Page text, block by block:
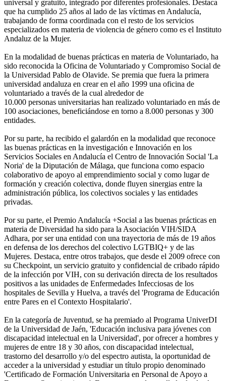
universal y gratuito, integrado por diferentes profesionales. Destaca
que ha cumplido 25 años al lado de las víctimas en Andalucía,
trabajando de forma coordinada con el resto de los servicios
especializados en materia de violencia de género como es el Instituto
Andaluz de la Mujer.
En la modalidad de buenas prácticas en materia de Voluntariado, ha
sido reconocida la Oficina de Voluntariado y Compromiso Social de
la Universidad Pablo de Olavide. Se premia que fuera la primera
universidad andaluza en crear en el año 1999 una oficina de
voluntariado a través de la cual alrededor de
10.000 personas universitarias han realizado voluntariado en más de
100 asociaciones, beneficiándose en torno a 8.000 personas y 300
entidades.
Por su parte, ha recibido el galardón en la modalidad que reconoce
las buenas prácticas en la investigación e Innovación en los
Servicios Sociales en Andalucía el Centro de Innovación Social 'La
Noria' de la Diputación de Málaga, que funciona como espacio
colaborativo de apoyo al emprendimiento social y como lugar de
formación y creación colectiva, donde fluyen sinergias entre la
administración pública, los colectivos sociales y las entidades
privadas.
Por su parte, el Premio Andalucía +Social a las buenas prácticas en
materia de Diversidad ha sido para la Asociación VIH/SIDA
Adhara, por ser una entidad con una trayectoria de más de 19 años
en defensa de los derechos del colectivo LGTBIQ+ y de las
Mujeres. Destaca, entre otros trabajos, que desde el 2009 ofrece con
su Checkpoint, un servicio gratuito y confidencial de cribado rápido
de la infección por VIH, con su derivación directa de los resultados
positivos a las unidades de Enfermedades Infecciosas de los
hospitales de Sevilla y Huelva, a través del 'Programa de Educación
entre Pares en el Contexto Hospitalario'.
En la categoría de Juventud, se ha premiado al Programa UniverDI
de la Universidad de Jaén, 'Educación inclusiva para jóvenes con
discapacidad intelectual en la Universidad', por ofrecer a hombres y
mujeres de entre 18 y 30 años, con discapacidad intelectual,
trastorno del desarrollo y/o del espectro autista, la oportunidad de
acceder a la universidad y estudiar un título propio denominado
'Certificado de Formación Universitaria en Personal de Apoyo a